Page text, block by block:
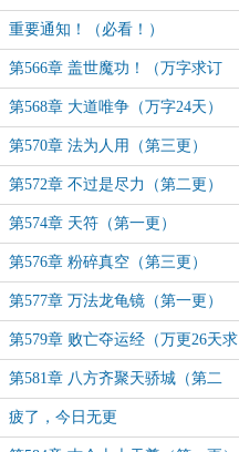
重要通知！（必看！）
第566章 盖世魔功！（万字求订
阅）
第568章 大道唯争（万字24天）
第570章 法为人用（第三更）
第572章 不过是尽力（第二更）
第574章 天符（第一更）
第576章 粉碎真空（第三更）
第577章 万法龙龟镜（第一更）
第579章 败亡夺运经（万更26天求
支持）
第581章 八方齐聚天骄城（第二
更）
疲了，今日无更